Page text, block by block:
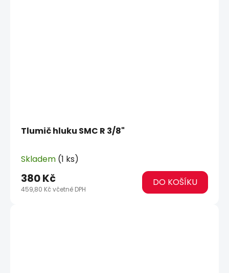
Tlumič hluku SMC R 3/8"
Skladem (1 ks)
459,80 Kč včetně DPH
380 Kč DO KOŠÍKU